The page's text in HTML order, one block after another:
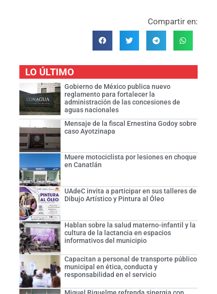
Compartir en:
LO ÚLTIMO
Gobierno de México publica nuevo
reglamento para fortalecer la
administración de las concesiones de
aguas nacionales
Mensaje de la fiscal Ernestina Godoy sobre
caso Ayotzinapa
Muere motociclista por lesiones en choque
en Canatlán
UAdeC invita a participar en sus talleres de
Dibujo Artístico y Pintura al Óleo
Hablan sobre la salud materno-infantil y la
cultura de la lactancia en espacios
informativos del municipio
Capacitan a personal de transporte público
municipal en ética, conducta y
responsabilidad en el servicio